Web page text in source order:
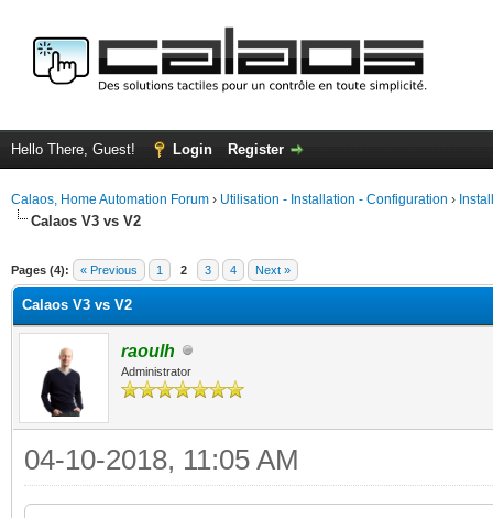
Hello There, Guest! Login Register
Calaos, Home Automation Forum › Utilisation - Installation - Configuration ›
Calaos V3 vs V2
Pages (4): « Previous 1 2 3 4 Next »
Calaos V3 vs V2
raoulh
Administrator
04-10-2018, 11:05 AM